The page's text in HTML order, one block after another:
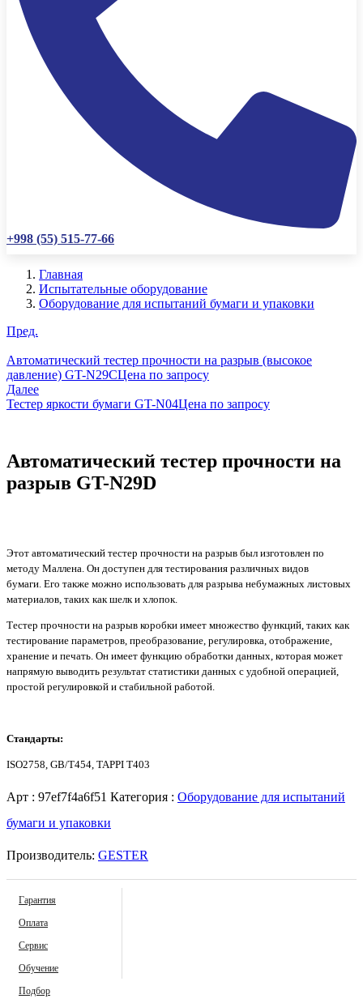
+998 (55) 515-77-66
Главная
Испытательные оборудование
Оборудование для испытаний бумаги и упаковки
Пред.
Автоматический тестер прочности на разрыв (высокое
давление) GT-N29CЦена по запросу
Далее
Тестер яркости бумаги GT-N04Цена по запросу
Автоматический тестер прочности на
разрыв GT-N29D
Этот автоматический тестер прочности на разрыв был изготовлен по
методу Маллена. Он доступен для тестирования различных видов
бумаги. Его также можно использовать для разрыва небумажных листовых
материалов, таких как шелк и хлопок.
Тестер прочности на разрыв коробки имеет множество функций, таких как
тестирование параметров, преобразование, регулировка, отображение,
хранение и печать. Он имеет функцию обработки данных, которая может
напрямую выводить результат статистики данных с удобной операцией,
простой регулировкой и стабильной работой.
Стандарты:
ISO2758, GB/T454, TAPPI T403
Арт : 97ef7f4a6f51 Категория : Оборудование для испытаний
бумаги и упаковки
Производитель: GESTER
Гарантия
Оплата
Сервис
Обучение
Подбор